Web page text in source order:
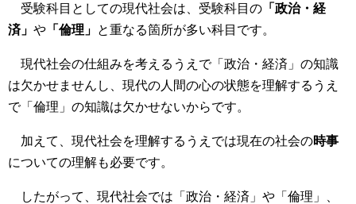
受験科目としての現代社会は、受験科目の 「政治・経
済」 や 「倫理」 と重なる箇所が多い科目です。
現代社会の仕組みを考えるうえで「政治・経済」の知識
は欠かせませんし、現代の人間の心の状態を理解するうえ
で「倫理」の知識は欠かせないからです。
加えて、現代社会を理解するうえでは現在の社会の時事
についての理解も必要です。
したがって、現代社会では「政治・経済」や「倫理」、